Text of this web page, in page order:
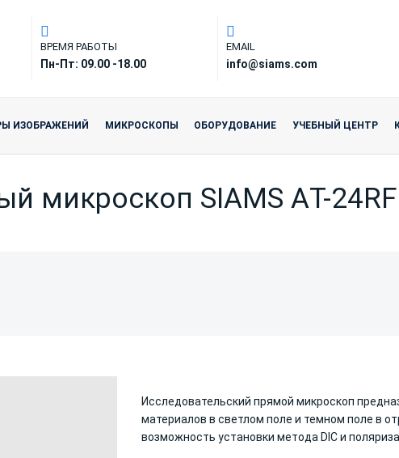
ВРЕМЯ РАБОТЫ
Пн-Пт: 09.00 -18.00
EMAIL
info@siams.com
ИЗОБРАЖЕНИЙ МИКРОСКОПЫ ОБОРУДОВАНИЕ УЧЕБНЫЙ ЦЕНТР
микроскоп SIAMS AТ-24RF
Исследовательский прямой микроскоп
материалов в светлом поле и темном поле в
возможность установки метода DIC и